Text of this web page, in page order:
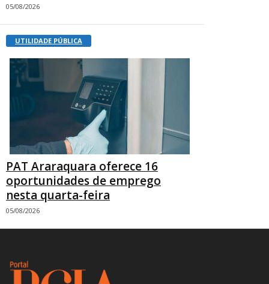
05/08/2026
UTILIDADE PÚBLICA
PAT Araraquara oferece 16
oportunidades de emprego
nesta quarta-feira
05/08/2026